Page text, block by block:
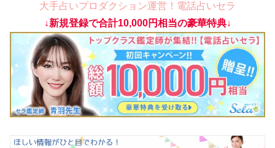
大手占いプロダクション運営！電話占いセラ
↓新規登録で合計10,000円相当の豪華特典↓